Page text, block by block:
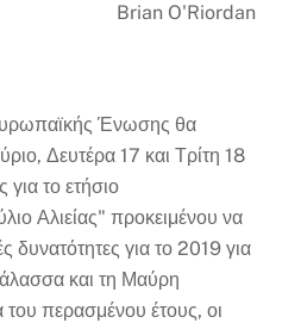
Brian O'Riordan
Ένωσης θα
Δευτέρα 17 και Τρίτη 18
για το ετήσιο
Αλιείας" προκειμένου να
δυνατότητες για το 2019 για
και τη Μαύρη
περασμένου έτους, οι